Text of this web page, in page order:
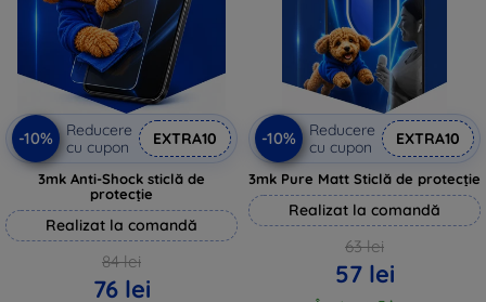
-10%
Reducere
cu cupon
EXTRA10
3mk Anti-Shock sticlă de
protecție
Realizat la comandă
84 lei
76 lei
-10%
Reducere
cu cupon
EXTRA10
3mk Pure Matt Sticlă de protecție
Realizat la comandă
63 lei
57 lei